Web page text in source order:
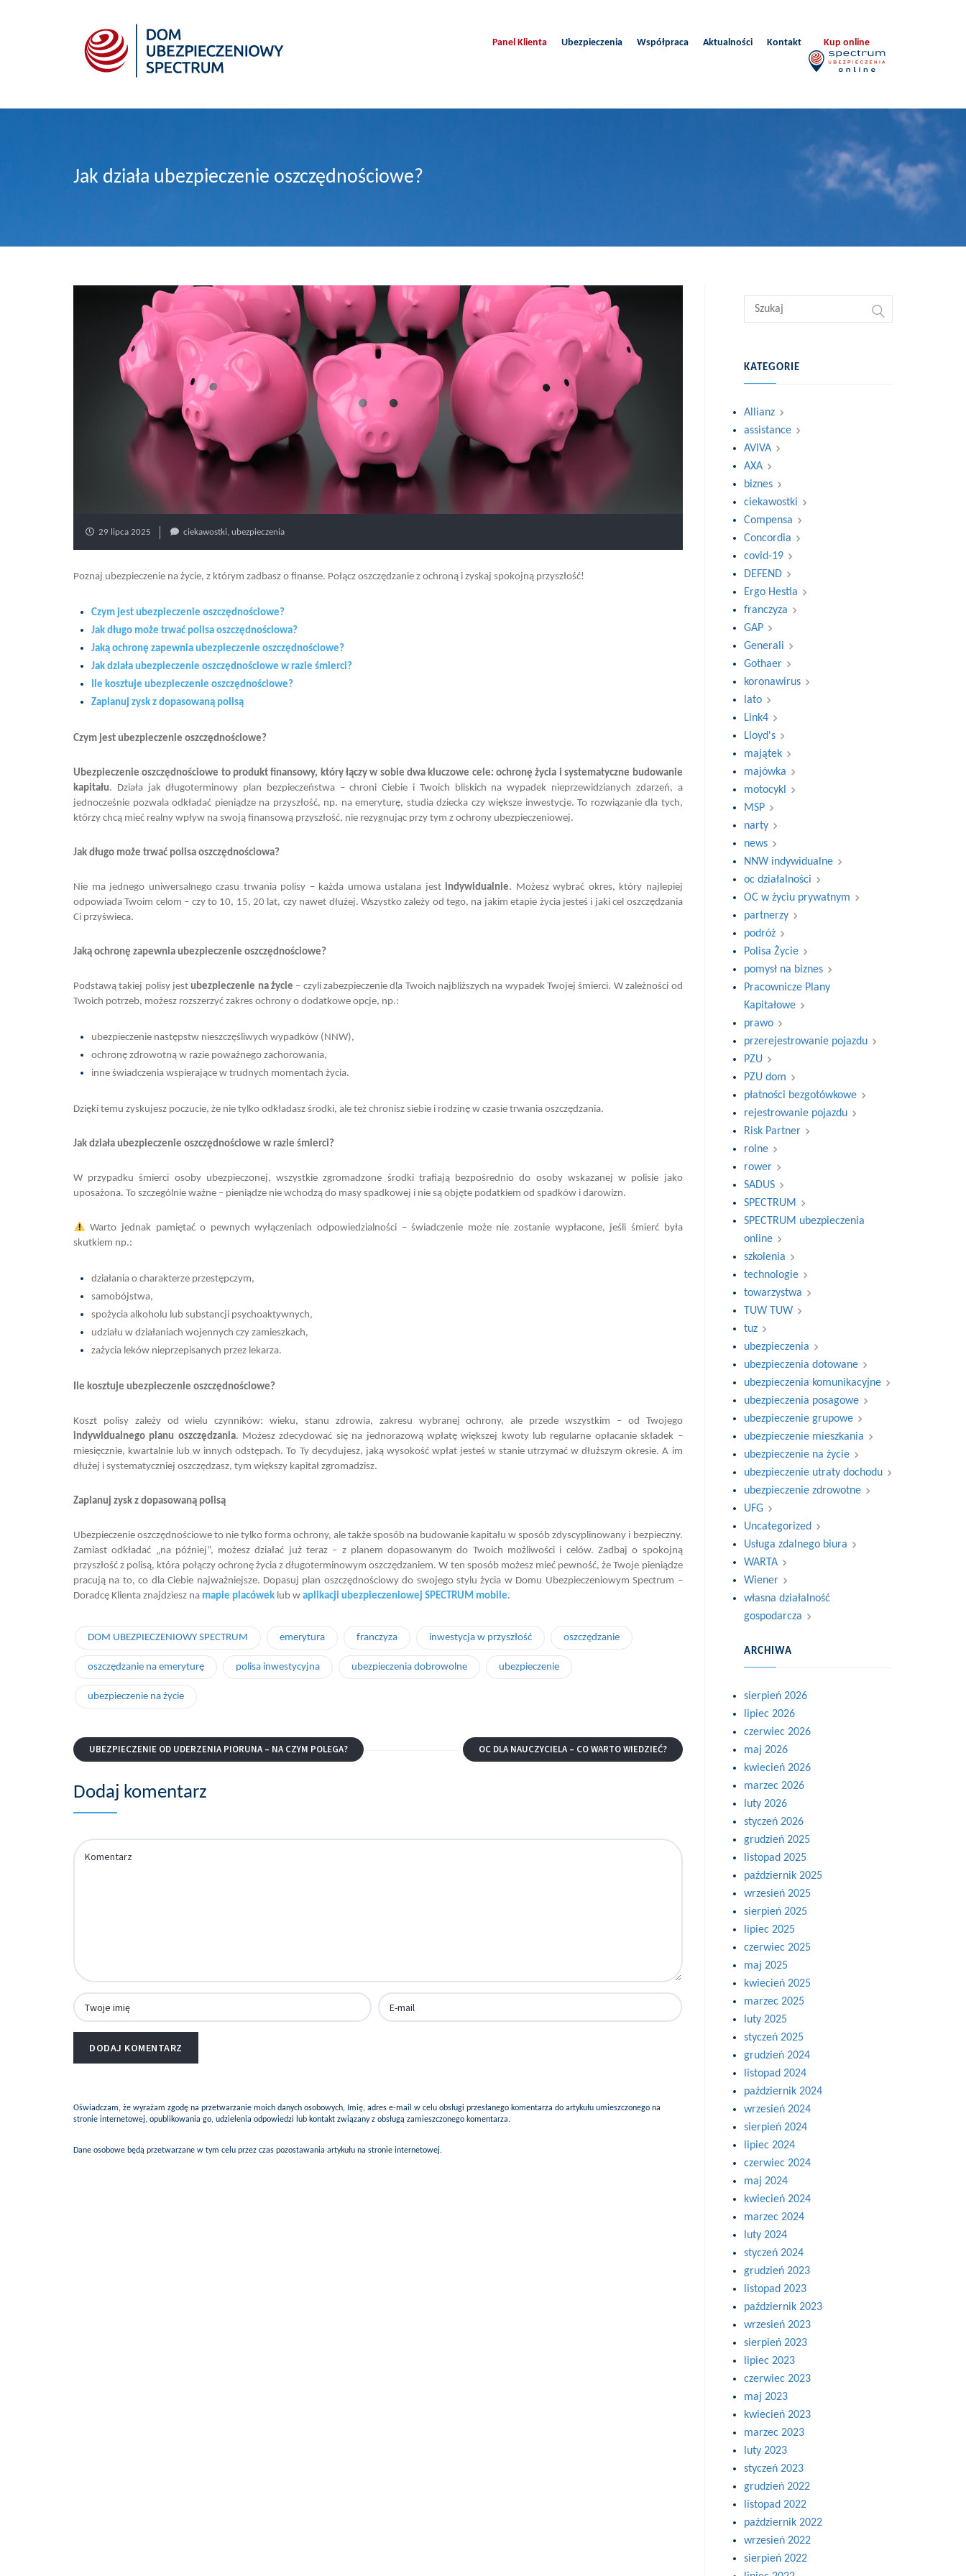
Panel Klienta Ubezpieczenia Współpraca Aktualności Kontakt Kup online
Jak działa ubezpieczenie oszczędnościowe?
29 lipca 2025 ciekawostki, ubezpieczenia
Poznaj ubezpieczenie na życie, z którym zadbasz o finanse. Połącz oszczędzanie z ochroną i zyskaj spokojną przyszłość!
Czym jest ubezpieczenie oszczędnościowe?
Jak długo może trwać polisa oszczędnościowa?
Jaką ochronę zapewnia ubezpieczenie oszczędnościowe?
Jak działa ubezpieczenie oszczędnościowe w razie śmierci?
Ile kosztuje ubezpieczenie oszczędnościowe?
Zaplanuj zysk z dopasowaną polisą
Czym jest ubezpieczenie oszczędnościowe?
Ubezpieczenie oszczędnościowe to produkt finansowy, który łączy w sobie dwa kluczowe cele: ochronę życia i systematyczne budowanie
kapitału. Działa jak długoterminowy plan bezpieczeństwa – chroni Ciebie i Twoich bliskich na wypadek nieprzewidzianych zdarzeń, a
jednocześnie pozwala odkładać pieniądze na przyszłość, np. na emeryturę, studia dziecka czy większe inwestycje. To rozwiązanie dla tych,
którzy chcą mieć realny wpływ na swoją finansową przyszłość, nie rezygnując przy tym z ochrony ubezpieczeniowej.
Jak długo może trwać polisa oszczędnościowa?
Nie ma jednego uniwersalnego czasu trwania polisy – każda umowa ustalana jest indywidualnie. Możesz wybrać okres, który najlepiej
odpowiada Twoim celom – czy to 10, 15, 20 lat, czy nawet dłużej. Wszystko zależy od tego, na jakim etapie życia jesteś i jaki cel oszczędzania
Ci przyświeca.
Jaką ochronę zapewnia ubezpieczenie oszczędnościowe?
Podstawą takiej polisy jestubezpieczenie na życie – czyli zabezpieczenie dla Twoich najbliższych na wypadek Twojej śmierci. W zależności od
Twoich potrzeb, możesz rozszerzyć zakres ochrony o dodatkowe opcje, np.:
ubezpieczenie następstw nieszczęśliwych wypadków (NNW),
ochronę zdrowotną w razie poważnego zachorowania,
inne świadczenia wspierające w trudnych momentach życia.
Dzięki temu zyskujesz poczucie, że nie tylko odkładasz środki, ale też chronisz siebie i rodzinę w czasie trwania oszczędzania.
Jak działa ubezpieczenie oszczędnościowe w razie śmierci?
W przypadku śmierci osoby ubezpieczonej, wszystkie zgromadzone środki trafiają bezpośrednio do osoby wskazanej w polisie jako
uposażona. To szczególnie ważne – pieniądze nie wchodzą do masy spadkowej i nie są objęte podatkiem od spadków i darowizn.
Warto jednak pamiętać o pewnych wyłączeniach odpowiedzialności – świadczenie może nie zostanie wypłacone, jeśli śmierć była
skutkiem np.:
działania o charakterze przestępczym,
samobójstwa,
spożycia alkoholu lub substancji psychoaktywnych,
udziału w działaniach wojennych czy zamieszkach,
zażycia leków nieprzepisanych przez lekarza.
Ile kosztuje ubezpieczenie oszczędnościowe?
Koszt polisy zależy od wielu czynników: wieku, stanu zdrowia, zakresu wybranej ochrony, ale przede wszystkim – od Twojego
indywidualnego planu oszczędzania. Możesz zdecydować się na jednorazową wpłatę większej kwoty lub regularne opłacanie składek –
miesięcznie, kwartalnie lub w innych odstępach. To Ty decydujesz, jaką wysokość wpłat jesteś w stanie utrzymać w dłuższym okresie. A im
dłużej i systematyczniej oszczędzasz, tym większy kapitał zgromadzisz.
Zaplanuj zysk z dopasowaną polisą
Ubezpieczenie oszczędnościowe to nie tylko forma ochrony, ale także sposób na budowanie kapitału w sposób zdyscyplinowany i bezpieczny.
Zamiast odkładać „na później”, możesz działać już teraz – z planem dopasowanym do Twoich możliwości i celów. Zadbaj o spokojną
przyszłość z polisą, która połączy ochronę życia z długoterminowym oszczędzaniem. W ten sposób możesz mieć pewność, że Twoje pieniądze
pracują na to, co dla Ciebie najważniejsze. Dopasuj plan oszczędnościowy do swojego stylu życia w Domu Ubezpieczeniowym Spectrum –
Doradcę Klienta znajdziesz na mapie placówek lub w aplikacji ubezpieczeniowej SPECTRUM mobile.
DOM UBEZPIECZENIOWY SPECTRUM emerytura franczyza inwestycja w przyszłość oszczędzanie
oszczędzanie na emeryturę polisa inwestycyjna ubezpieczenia dobrowolne ubezpieczenie
ubezpieczenie na życie
UBEZPIECZENIE OD UDERZENIA PIORUNA – NA CZYM POLEGA? OC DLA NAUCZYCIELA – CO WARTO WIEDZIEĆ?
Dodaj komentarz
Oświadczam, że wyrażam zgodę na przetwarzanie moich danych osobowych, Imię, adres e-mail w celu obsługi przesłanego komentarza do artykułu umieszczonego na
stronie internetowej, opublikowania go, udzielenia odpowiedzi lub kontakt związany z obsługą zamieszczonego komentarza.
Dane osobowe będą przetwarzane w tym celu przez czas pozostawania artykułu na stronie internetowej.
KATEGORIE
Allianz
assistance
AVIVA
AXA
biznes
ciekawostki
Compensa
Concordia
covid-19
DEFEND
Ergo Hestia
franczyza
GAP
Generali
Gothaer
koronawirus
lato
Link4
Lloyd's
majątek
majówka
motocykl
MSP
narty
news
NNW indywidualne
oc działalności
OC w życiu prywatnym
partnerzy
podróż
Polisa Życie
pomysł na biznes
Pracownicze Plany
Kapitałowe
prawo
przerejestrowanie pojazdu
PZU
PZU dom
płatności bezgotówkowe
rejestrowanie pojazdu
Risk Partner
rolne
rower
SADUS
SPECTRUM
SPECTRUM ubezpieczenia
online
szkolenia
technologie
towarzystwa
TUW TUW
tuz
ubezpieczenia
ubezpieczenia dotowane
ubezpieczenia komunikacyjne
ubezpieczenia posagowe
ubezpieczenie grupowe
ubezpieczenie mieszkania
ubezpieczenie na życie
ubezpieczenie utraty dochodu
ubezpieczenie zdrowotne
UFG
Uncategorized
Usługa zdalnego biura
WARTA
Wiener
własna działalność
gospodarcza
ARCHIWA
sierpień 2026
lipiec 2026
czerwiec 2026
maj 2026
kwiecień 2026
marzec 2026
luty 2026
styczeń 2026
grudzień 2025
listopad 2025
październik 2025
wrzesień 2025
sierpień 2025
lipiec 2025
czerwiec 2025
maj 2025
kwiecień 2025
marzec 2025
luty 2025
styczeń 2025
grudzień 2024
listopad 2024
październik 2024
wrzesień 2024
sierpień 2024
lipiec 2024
czerwiec 2024
maj 2024
kwiecień 2024
marzec 2024
luty 2024
styczeń 2024
grudzień 2023
listopad 2023
październik 2023
wrzesień 2023
sierpień 2023
lipiec 2023
czerwiec 2023
maj 2023
kwiecień 2023
marzec 2023
luty 2023
styczeń 2023
grudzień 2022
listopad 2022
październik 2022
wrzesień 2022
sierpień 2022